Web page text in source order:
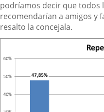
podríamos decir que todos
recomendarían a amigos y
resalto la concejala.